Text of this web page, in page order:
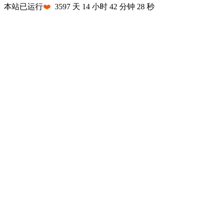
本站已运行❤️ 3597 天 14 小时 42 分钟 28 秒